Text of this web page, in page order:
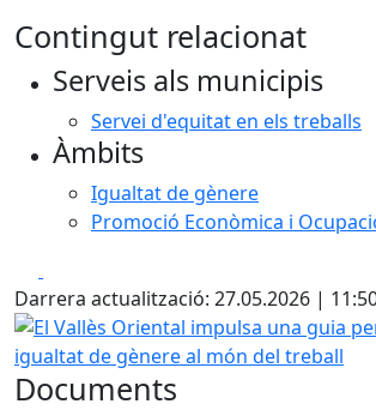
Contingut relacionat
Serveis als municipis
Servei d'equitat en els treballs
Àmbits
Igualtat de gènere
Promoció Econòmica i
Darrera actualització: 27.05.2026 |
El Vallès Oriental impulsa una guia
Documents